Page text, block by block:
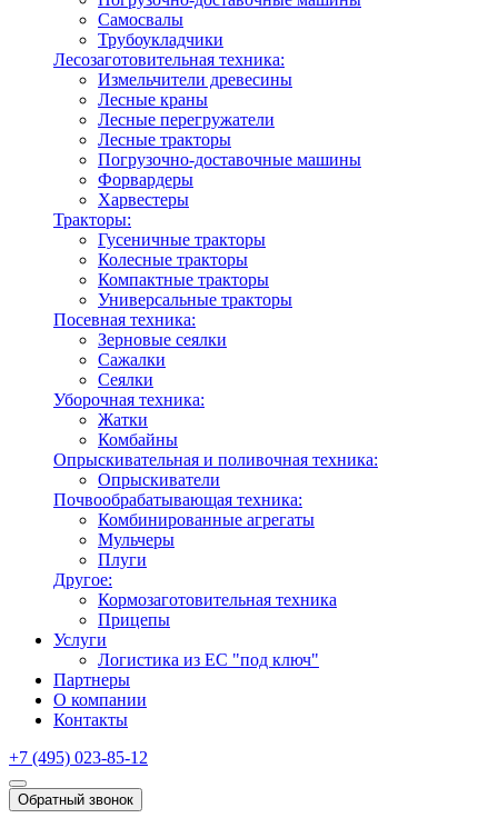
Самосвалы
Трубоукладчики
Лесозаготовительная техника:
Измельчители древесины
Лесные краны
Лесные перегружатели
Лесные тракторы
Погрузочно-доставочные машины
Форвардеры
Харвестеры
Тракторы:
Гусеничные тракторы
Колесные тракторы
Компактные тракторы
Универсальные тракторы
Посевная техника:
Зерновые сеялки
Сажалки
Сеялки
Уборочная техника:
Жатки
Комбайны
Опрыскивательная и поливочная техника:
Опрыскиватели
Почвообрабатывающая техника:
Комбинированные агрегаты
Мульчеры
Плуги
Другое:
Кормозаготовительная техника
Прицепы
Услуги
Логистика из ЕС "под ключ"
Партнеры
О компании
Контакты
+7 (495) 023-85-12
Обратный звонок